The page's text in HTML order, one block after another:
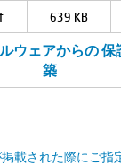
ウェアからの
築
639 KB
載された際にご指